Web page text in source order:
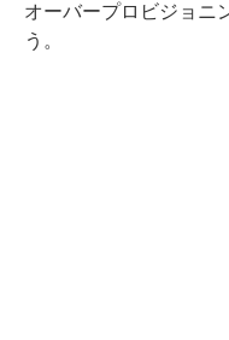
オーバープロビジョニ
う。